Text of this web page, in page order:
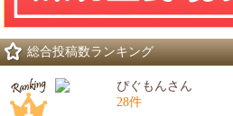
総合投稿数ランキング
ぴぐもんさん
28件